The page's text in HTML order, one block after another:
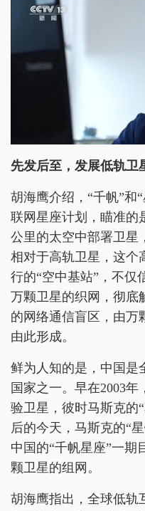
先发后至，发展低轨卫
胡海鹰介绍，“千帆”和
联网星座计划，瞄准的
公里的太空中部署卫星
相对于高轨卫星，这个
行的“空中基站”，不仅
万颗卫星的织网，彻底
的网络通信盲区，由万
由此形成。
鲜为人知的是，中国是
国家之一。早在2003
验卫星，彼时马斯克的
后的今天，马斯克的“
中国的“千帆星座”一期
颗卫星的组网。
胡海鹰指出，全球低轨